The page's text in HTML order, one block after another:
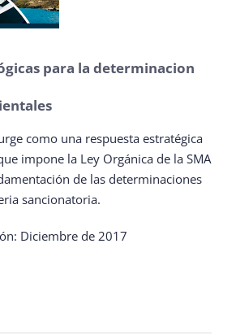
para la determinacion
como una respuesta estratégica
impone la Ley Orgánica de la SMA
de las determinaciones
sancionatoria.
Diciembre de 2017